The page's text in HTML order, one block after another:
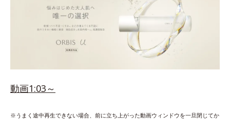
動画1:03～
※うまく途中再生できない場合、前に立ち上がった動画ウィンドウを一旦閉じてか